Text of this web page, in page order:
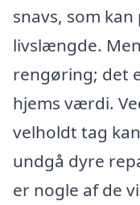
snavs, som
livslængde.
rengøring; det
hjems værdi.
velholdt tag
undgå dyre
er nogle af de